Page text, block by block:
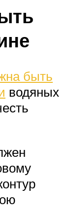
быть
водяных